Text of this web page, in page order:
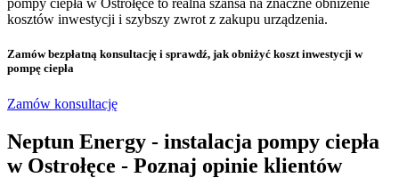
pompy ciepła w Ostrołęce to realna szansa na znaczne obniżenie
kosztów inwestycji i szybszy zwrot z zakupu urządzenia.
Zamów bezpłatną konsultację i sprawdź, jak obniżyć koszt inwestycji w
pompę ciepła
Zamów konsultację
Neptun Energy - instalacja pompy ciepła
w Ostrołęce - Poznaj opinie klientów